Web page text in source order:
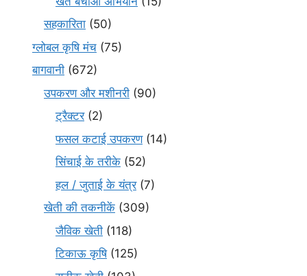
सहकारिता (50)
ग्लोबल कृषि मंच (75)
बागवानी (672)
उपकरण और मशीनरी (90)
ट्रैक्टर(2)
फसल कटाई उपकरण(14)
सिंचाई के तरीके (52)
हल / जुताई के यंत्र(7)
खेती की तकनीकें (309)
जैविक खेती (118)
टिकाऊ कृषि(125)